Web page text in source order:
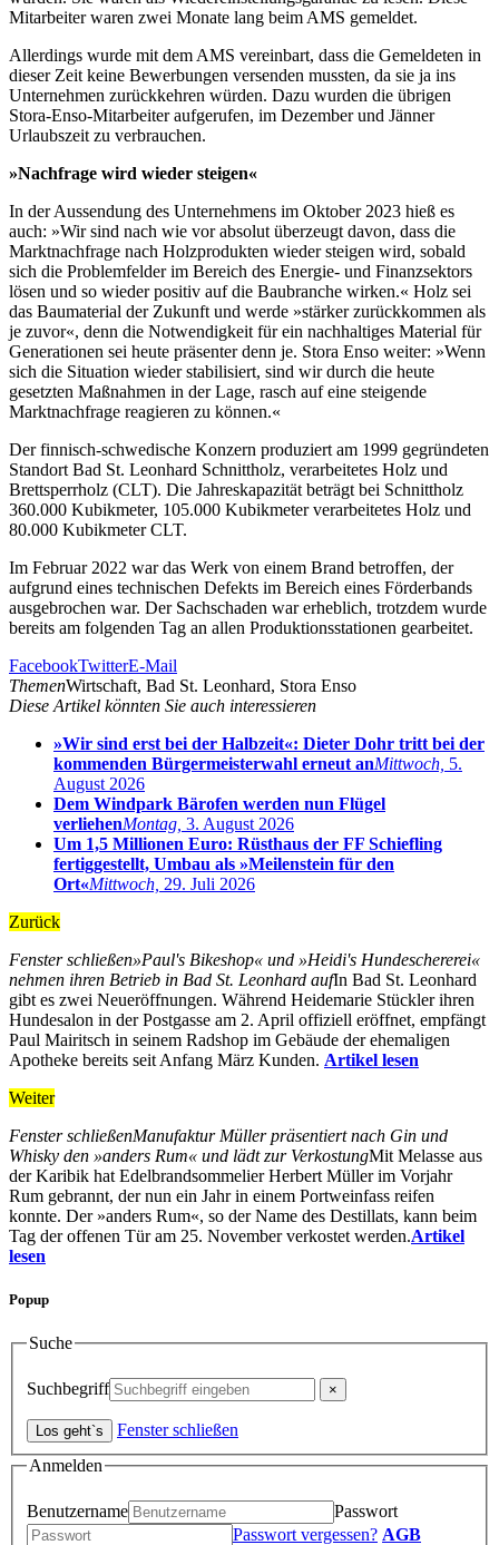
Mitarbeiter waren zwei Monate lang beim AMS gemeldet.
Allerdings wurde mit dem AMS vereinbart, dass die Gemeldeten in
dieser Zeit keine Bewerbungen versenden mussten, da sie ja ins
Unternehmen zurückkehren würden. Dazu wurden die übrigen
Stora-Enso-Mitarbeiter aufgerufen, im Dezember und Jänner
Urlaubszeit zu verbrauchen.
»Nachfrage wird wieder steigen«
In der Aussendung des Unternehmens im Oktober 2023 hieß es
auch: »Wir sind nach wie vor absolut überzeugt davon, dass die
Marktnachfrage nach Holzprodukten wieder steigen wird, sobald
sich die Problemfelder im Bereich des Energie- und Finanzsektors
lösen und so wieder positiv auf die Baubranche wirken.« Holz sei
das Baumaterial der Zukunft und werde »stärker zurückkommen als
je zuvor«, denn die Notwendigkeit für ein nachhaltiges Material für
Generationen sei heute präsenter denn je. Stora Enso weiter: »Wenn
sich die Situation wieder stabilisiert, sind wir durch die heute
gesetzten Maßnahmen in der Lage, rasch auf eine steigende
Marktnachfrage reagieren zu können.«
Der finnisch-schwedische Konzern produziert am 1999 gegründeten
Standort Bad St. Leonhard Schnittholz, verarbeitetes Holz und
Brettsperrholz (CLT). Die Jahreskapazität beträgt bei Schnittholz
360.000 Kubikmeter, 105.000 Kubikmeter verarbeitetes Holz und
80.000 Kubikmeter CLT.
Im Februar 2022 war das Werk von einem Brand betroffen, der
aufgrund eines technischen Defekts im Bereich eines Förderbands
ausgebrochen war. Der Sachschaden war erheblich, trotzdem wurde
bereits am folgenden Tag an allen Produktionsstationen gearbeitet.
FacebookTwitterE-Mail
ThemenWirtschaft, Bad St. Leonhard, Stora Enso
Diese Artikel könnten Sie auch interessieren
»Wir sind erst bei der Halbzeit«: Dieter Dohr tritt bei der
kommenden Bürgermeisterwahl erneut anMittwoch, 5.
August 2026
Dem Windpark Bärofen werden nun Flügel
verliehenMontag, 3. August 2026
Um 1,5 Millionen Euro: Rüsthaus der FF Schiefling
fertiggestellt, Umbau als »Meilenstein für den
Ort«Mittwoch, 29. Juli 2026
Zurück
Fenster schließen»Paul's Bikeshop« und »Heidi's Hundeschererei«
nehmen ihren Betrieb in Bad St. Leonhard aufIn Bad St. Leonhard
gibt es zwei Neueröffnungen. Während Heidemarie Stückler ihren
Hundesalon in der Postgasse am 2. April offiziell eröffnet, empfängt
Paul Mairitsch in seinem Radshop im Gebäude der ehemaligen
Apotheke bereits seit Anfang März Kunden. Artikel lesen
Weiter
Fenster schließenManufaktur Müller präsentiert nach Gin und
Whisky den »anders Rum« und lädt zur VerkostungMit Melasse aus
der Karibik hat Edelbrandsommelier Herbert Müller im Vorjahr
Rum gebrannt, der nun ein Jahr in einem Portweinfass reifen
konnte. Der »anders Rum«, so der Name des Destillats, kann beim
Tag der offenen Tür am 25. November verkostet werden.Artikel
lesen
Popup
Suche
Suchbegriff
Fenster schließen
Anmelden
Benutzername
Passwort
Passwort vergessen? AGB